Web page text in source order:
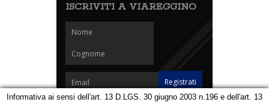
ISCRIVITI A VIAREGGINO
Informativa ai sensi dell'art. 13 D.LGS. 30 giugno 2003 n.196 e dell'art. 13